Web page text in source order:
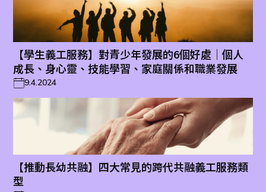
【學生義工服務】對青少年發展的6個好處｜個人
成長、身心靈、技能學習、家庭關係和職業發展
9.4.2024
【推動長幼共融】四大常見的跨代共融義工服務類
型